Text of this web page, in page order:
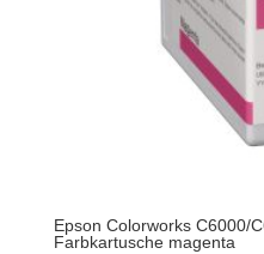
Epson Colorworks C6000/
Farbkartusche magenta